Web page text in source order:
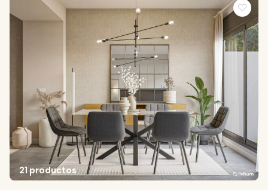
21 productos